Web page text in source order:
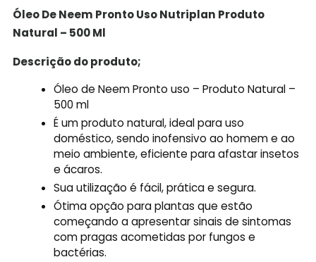
Óleo De Neem Pronto Uso Nutriplan Produto
Natural – 500 Ml
Descrição do produto;
Óleo de Neem Pronto uso – Produto Natural –
500 ml
É um produto natural, ideal para uso
doméstico, sendo inofensivo ao homem e ao
meio ambiente, eficiente para afastar insetos
e ácaros.
Sua utilização é fácil, prática e segura.
Ótima opção para plantas que estão
começando a apresentar sinais de sintomas
com pragas acometidas por fungos e
bactérias.